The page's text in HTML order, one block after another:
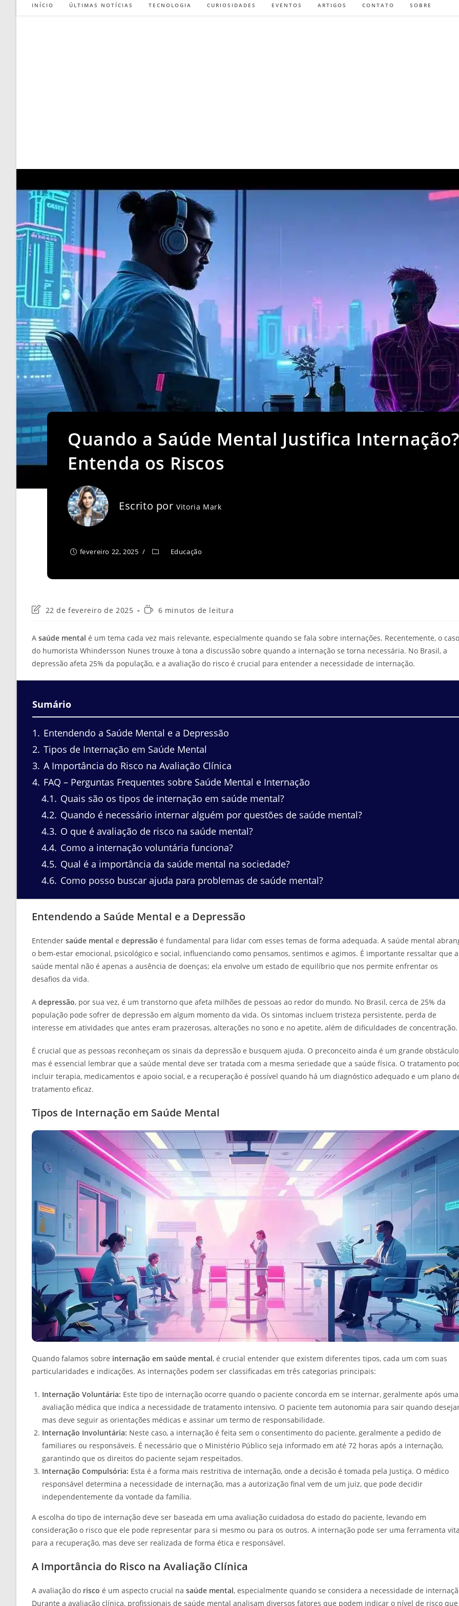
INÍCIO ÚLTIMAS NOTÍCIAS TECNOLOGIA CURIOSIDADES EVENTOS ARTIGOS CONTATO SOBRE
Quando a Saúde Mental Justifica Internação?
Entenda os Riscos
Escrito porVitoria Mark
fevereiro 22, 2025 Educação
Última
post:
22 de fevereiro de 2025
Tempo6 minutos de leitura
A saúde mental é um tema cada vez mais relevante, especialmente quando se fala sobre internações. Recentemente, o caso
do humorista Whindersson Nunes trouxe à tona a discussão sobre quando a internação se torna necessária. No Brasil, a
depressão afeta 25% da população, e a avaliação do risco é crucial para entender a necessidade de internação.
Sumário
1
Entendendo a Saúde Mental e a Depressão
2 Tipos de Internação em Saúde Mental
3 A Importância do Risco na Avaliação Clínica
4 FAQ – Perguntas Frequentes sobre Saúde Mental e Internação
4.1
Quais são os tipos de internação em saúde mental?
4.2 Quando é necessário internar alguém por questões de saúde mental?
4.3 O que é avaliação de risco na saúde mental?
4.4 Como a internação voluntária funciona?
4.5 Qual é a importância da saúde mental na sociedade?
4.6 Como posso buscar ajuda para problemas de saúde mental?
Entendendo a Saúde Mental e a Depressão
Entender saúde mental e depressão é fundamental para lidar com esses temas de forma adequada. A saúde mental
o bem-estar emocional, psicológico e social, influenciando como pensamos, sentimos e agimos. É importante ressaltar que a
saúde mental não é apenas a ausência de doenças; ela envolve um estado de equilíbrio que nos permite enfrentar os
desafios da vida.
A depressão, por sua vez, é um transtorno que afeta milhões de pessoas ao redor do mundo. No Brasil, cerca de 25% da
população pode sofrer de depressão em algum momento da vida. Os sintomas incluem tristeza persistente, perda de
interesse em atividades que antes eram prazerosas, alterações no sono e no apetite, além de dificuldades de concentração.
É crucial que as pessoas reconheçam os sinais da depressão e busquem ajuda. O preconceito ainda é um grande
mas é essencial lembrar que a saúde mental deve ser tratada com a mesma seriedade que a saúde física. O tratamento
incluir terapia, medicamentos e apoio social, e a recuperação é possível quando há um diagnóstico adequado e um plano
tratamento eficaz.
Tipos de Internação em Saúde Mental
Quando falamos sobre internação em saúde mental, é crucial entender que existem diferentes tipos, cada um com suas
particularidades e indicações. As internações podem ser classificadas em três categorias principais:
Internação Voluntária: Este tipo de internação ocorre quando o paciente concorda em se internar, geralmente após uma
avaliação médica que indica a necessidade de tratamento intensivo. O paciente tem autonomia para sair quando
mas deve seguir as orientações médicas e assinar um termo de responsabilidade.
Internação Involuntária: Neste caso, a internação é feita sem o consentimento do paciente, geralmente a pedido de
familiares ou responsáveis. É necessário que o Ministério Público seja informado em até 72 horas após a internação,
garantindo que os direitos do paciente sejam respeitados.
Internação Compulsória: Esta é a forma mais restritiva de internação, onde a decisão é tomada pela Justiça. O médico
responsável determina a necessidade de internação, mas a autorização final vem de um juiz, que pode decidir
independentemente da vontade da família.
A escolha do tipo de internação deve ser baseada em uma avaliação cuidadosa do estado do paciente, levando em
consideração o risco que ele pode representar para si mesmo ou para os outros. A internação pode ser uma ferramenta
para a recuperação, mas deve ser realizada de forma ética e responsável.
A Importância do Risco na Avaliação Clínica
A avaliação do risco é um aspecto crucial na saúde mental, especialmente quando se considera a necessidade de
Durante a avaliação clínica, profissionais de saúde mental analisam diversos fatores que podem indicar o nível de risco que